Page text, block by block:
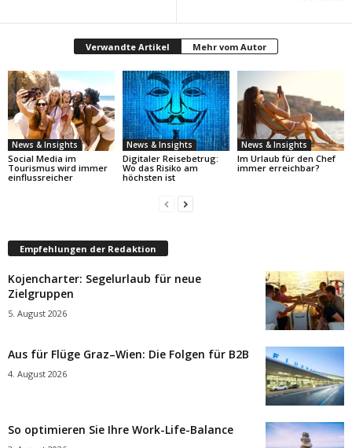
Verwandte Artikel Mehr vom Autor
News & Insights
Social Media im
Tourismus wird immer
einflussreicher
News & Insights
Digitaler Reisebetrug:
Wo das Risiko am
höchsten ist
News & Insights
Im Urlaub für den Chef
immer erreichbar?
Empfehlungen der Redaktion
Kojencharter: Segelurlaub für neue
Zielgruppen
5. August 2026
Aus für Flüge Graz–Wien: Die Folgen für B2B
4. August 2026
So optimieren Sie Ihre Work-Life-Balance